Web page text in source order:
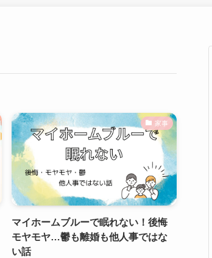
家事
マイホームブルーで眠れない！後悔
モヤモヤ…鬱も離婚も他人事ではな
い話